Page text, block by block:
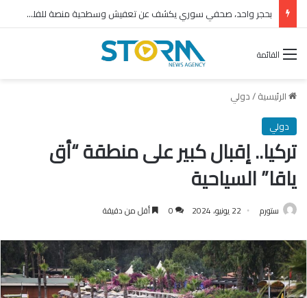
بحجر واحد، صحفي سوري يكشف عن تعفيش وسطحية منصة للفلول
القائمة
الرئيسية/دولي
دولي
تركيا.. إقبال كبير على منطقة “أق
ياقا” السياحية
ستورم 22 يونيو، 2024 0 أقل من دقيقة